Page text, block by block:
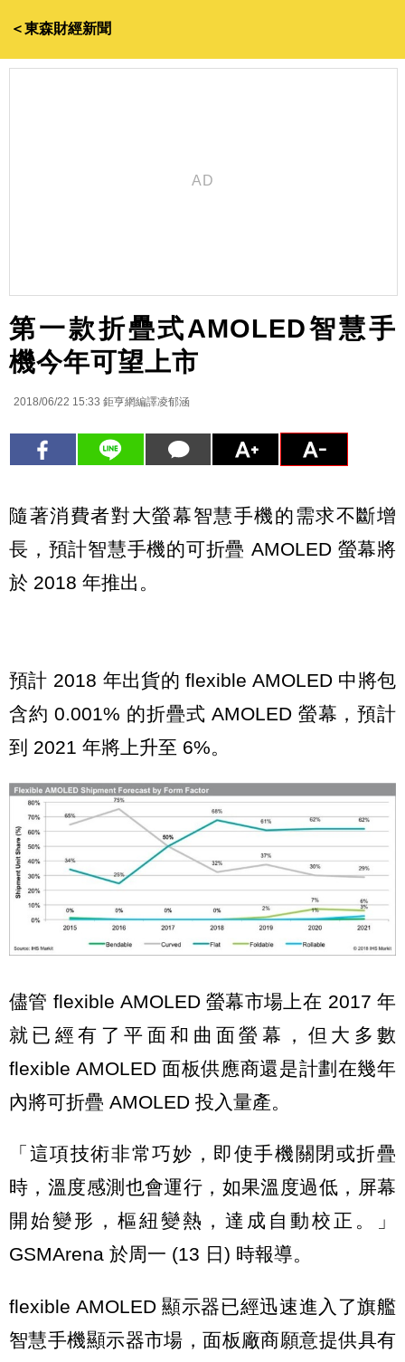
＜東森財經新聞
第一款折疊式AMOLED智慧手
機今年可望上市
2018/06/22 15:33 鉅亨網編譯凌郁涵
隨著消費者對大螢幕智慧手機的需求不斷增
長，預計智慧手機的可折疊 AMOLED 螢幕將
於 2018 年推出。
預計 2018 年出貨的 flexible AMOLED 中將包
含約 0.001% 的折疊式 AMOLED 螢幕，預計
到 2021 年將上升至 6%。
儘管 flexible AMOLED 螢幕市場上在 2017 年
就已經有了平面和曲面螢幕，但大多數
flexible AMOLED 面板供應商還是計劃在幾年
內將可折疊 AMOLED 投入量產。
「這項技術非常巧妙，即使手機關閉或折疊
時，溫度感測也會運行，如果溫度過低，屏幕
開始變形，樞紐變熱，達成自動校正。」
GSMArena 於周一 (13 日) 時報導。
flexible AMOLED 顯示器已經迅速進入了旗艦
智慧手機顯示器市場，面板廠商願意提供具有